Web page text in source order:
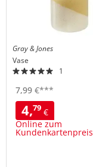
Gray & Jones
Vase
1
7,99 €***
4,79 €
Online zum
Kundenkartenpreis